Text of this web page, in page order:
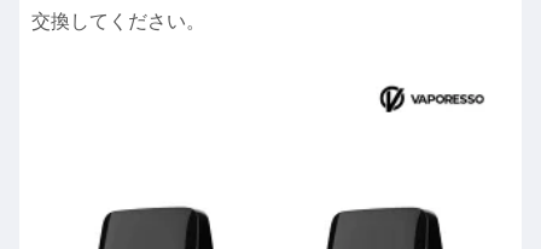
交換してください。